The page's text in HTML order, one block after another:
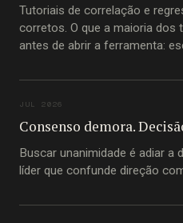
Tutoriais de correlação e
corretos. O que a maioria dos
antes de abrir a ferramenta:
JUL 2026
Consenso demora.
Buscar unanimidade é adiar a
líder que confunde direção